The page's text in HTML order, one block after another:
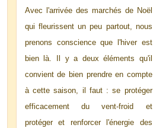
Avec l'arrivée des marchés de Noël
qui fleurissent un peu partout, nous
prenons conscience que l'hiver est
bien là. Il y a deux éléments qu'il
convient de bien prendre en compte
à cette saison, il faut : se protéger
efficacement du vent-froid et
protéger et renforcer l'énergie des